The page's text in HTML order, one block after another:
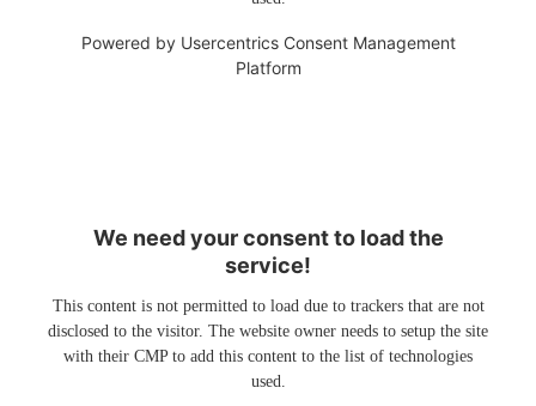
Powered by Usercentrics Consent Management
Platform
We need your consent to load the
service!
This content is not permitted to load due to trackers that are not
disclosed to the visitor. The website owner needs to setup the site
with their CMP to add this content to the list of technologies
used.